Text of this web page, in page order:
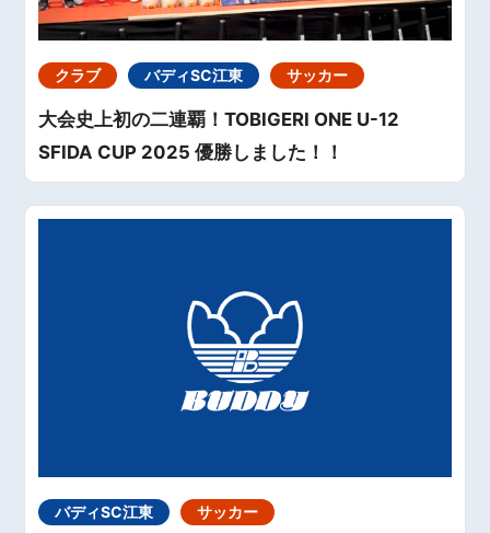
クラブ バディSC江東 サッカー
大会史上初の二連覇！TOBIGERI ONE U-12
SFIDA CUP 2025 優勝しました！！
バディSC江東 サッカー